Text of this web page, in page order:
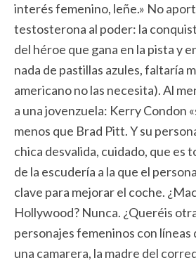
interés femenino, leñe.» No
testosterona al poder: la
del héroe que gana en la pista y
nada de pastillas azules, faltaría
americano no las necesita). Al
a una jovenzuela: Kerry Condon
menos que Brad Pitt. Y su
chica desvalida, cuidado, que es
de la escudería a la que el
clave para mejorar el coche.
Hollywood? Nunca. ¿Queréis
personajes femeninos con líneas
una camarera, la madre del